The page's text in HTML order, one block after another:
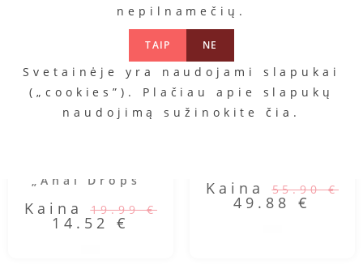
nepilnamečių.
TAIP NE
Svetainėje yra naudojami slapukai
(„cookies”). Plačiau apie slapukų
naudojimą sužinokitečia .
PANAŠŪS PRODUKTAI
„Anal Drops“
Kaina19.99€
14.52 €
Kaina55.90€
49.88 €